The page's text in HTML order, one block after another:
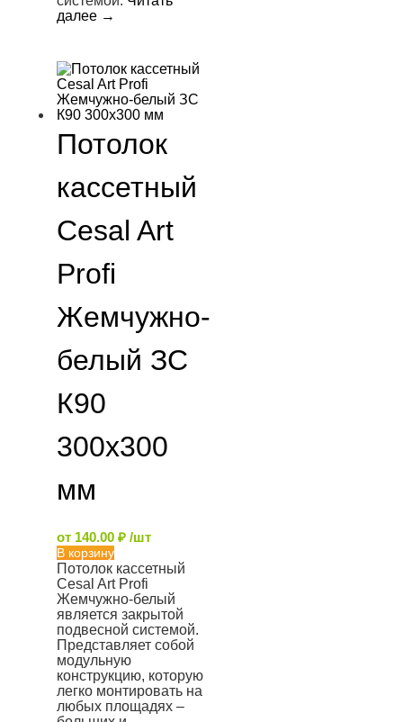
далее →
Потолок
кассетный
Cesal Art
Profi
Жемчужно-
белый ЗС
К90
300х300
мм
от 140.00 ₽ /шт
В корзину
Потолок кассетный
Cesal Art Profi
Жемчужно-белый
является закрытой
подвесной системой.
Представляет собой
модульную
конструкцию, которую
легко монтировать на
любых площадях –